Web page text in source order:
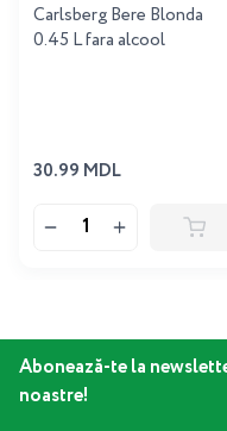
Carlsberg Bere Blonda
0.45 L fara alcool
30.99 MDL
Abonează-te la
noastre!